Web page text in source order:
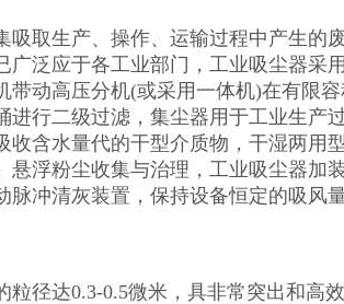
吸取生产、操作、运输过程中产生的
广泛应于各工业部门，工业吸尘器采
带动高压分机(或采用一体机)在有限
进行二级过滤，集尘器用于工业生产
收含水量代的干型介质物，干湿两用
悬浮粉尘收集与治理，工业吸尘器加
脉冲清灰装置，保持设备恒定的吸风
粒径达0.3-0.5微米，具非常突出和高